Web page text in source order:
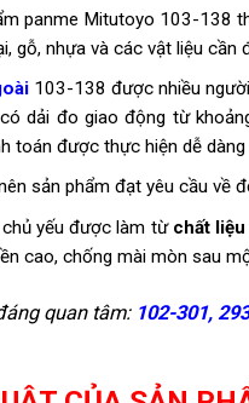
panme Mitutoyo 103-138
gỗ, nhựa và các vật liệu cần
103-138 được nhiều
dải đo giao động từ
toán được thực hiện dễ dàng
sản phẩm đạt yêu cầu về
yếu được làm từ chất
cao, chống mài mòn sau
quan tâm: 102-301,